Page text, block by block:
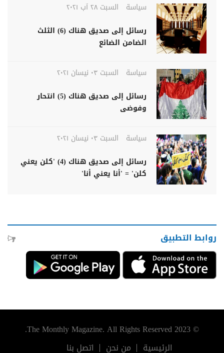
سياسة
السبت ٢٨ آب ٢٠٢١
رسائل إلى صديق هناك (6) الثلث
الضامن الضائع
سياسة
السبت ٠٣ نيسان ٢٠٢١
رسائل إلى صديق هناك (5) انتحار
وفوضى
سياسة
السبت ٠٣ نيسان ٢٠٢١
رسائل إلى صديق هناك (4) 'كلن يعني
كلن' = 'أنا يعني أنا'
روابط التطبيق
© 2023 The Monthly Magazine. All Rights Reserved.
الرئيسية
من نحن اتصل بنا